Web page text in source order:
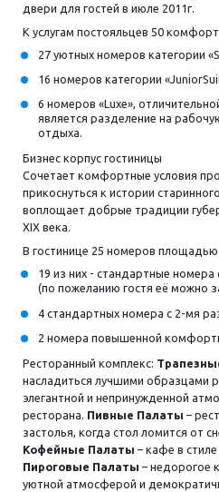
двери для гостей в июле 2011г.
К услугам постояльцев 50
27 уютных номеров категории
16 номеров категории
6 номеров «Luxe»,
является разделение на
отдыха.
Бизнес корпус гостиницы
Сочетает комфортные условия
прикоснуться к истории
воплощает добрые традиции
XIX века.
В гостинице 25 номеров площадью
19 из них - стандартные
(по пожеланию гостя её можно
4 стандартных номера с 2-мя
2 номера повышенной
Ресторанный комплекс:
насладиться лучшими образцами
элегантной и непринужденной
ресторана. Пивные Палаты –
застолья, когда стол ломится от
Кофейные Палаты – кафе в
Пироговые Палаты – недорогое
уютной атмосферой и